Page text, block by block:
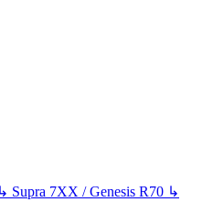
↳ Supra 7XX / Genesis R70 ↳